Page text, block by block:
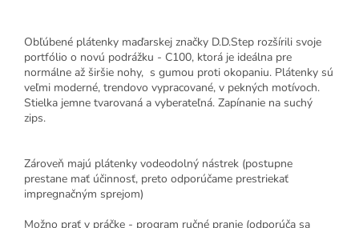
Obľúbené plátenky maďarskej značky D.D.Step rozšírili svoje
portfólio o novú podrážku - C100, ktorá je ideálna pre
normálne až širšie nohy, s gumou proti okopaniu. Plátenky sú
veľmi moderné, trendovo vypracované, v pekných motívoch.
Stielka jemne tvarovaná a vyberateľná. Zapínanie na suchý
zips.
Zároveň majú plátenky vodeodolný nástrek (postupne
prestane mať účinnosť, preto odporúčame prestriekať
impregnačným sprejom)
Možno prať v práčke - program ručné pranie (odporúča sa